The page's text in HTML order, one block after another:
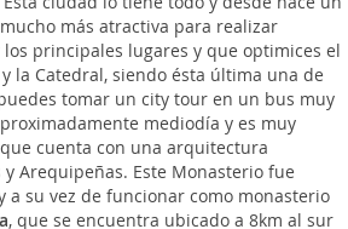
más atractiva para realizar
principales lugares y que optimices el
la Catedral, siendo ésta última una de
tomar un city tour en un bus muy
mediodía y es muy
cuenta con una arquitectura
Arequipeñas. Este Monasterio fue
su vez de funcionar como monasterio
, que se encuentra ubicado a 8km al sur